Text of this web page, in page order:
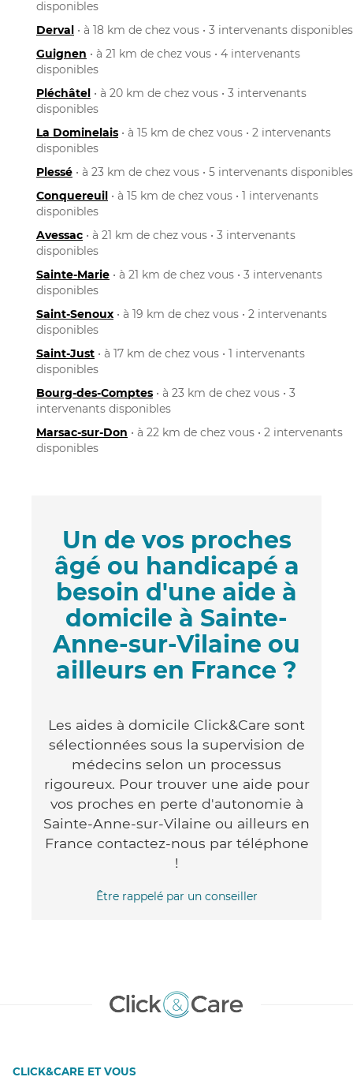
disponibles
Derval • à 18 km de chez vous • 3 intervenants disponibles
Guignen • à 21 km de chez vous • 4 intervenants
disponibles
Pléchâtel • à 20 km de chez vous • 3 intervenants
disponibles
La Dominelais • à 15 km de chez vous • 2 intervenants
disponibles
Plessé • à 23 km de chez vous • 5 intervenants disponibles
Conquereuil • à 15 km de chez vous • 1 intervenants
disponibles
Avessac • à 21 km de chez vous • 3 intervenants
disponibles
Sainte-Marie • à 21 km de chez vous • 3 intervenants
disponibles
Saint-Senoux • à 19 km de chez vous • 2 intervenants
disponibles
Saint-Just • à 17 km de chez vous • 1 intervenants
disponibles
Bourg-des-Comptes • à 23 km de chez vous • 3
intervenants disponibles
Marsac-sur-Don • à 22 km de chez vous • 2 intervenants
disponibles
Un de vos proches
âgé ou handicapé a
besoin d'une aide à
domicile à Sainte-
Anne-sur-Vilaine ou
ailleurs en France ?
Les aides à domicile Click&Care sont
sélectionnées sous la supervision de
médecins selon un processus
rigoureux. Pour trouver une aide pour
vos proches en perte d'autonomie à
Sainte-Anne-sur-Vilaine ou ailleurs en
France contactez-nous par téléphone
!
Être rappelé par un conseiller
CLICK&CARE ET VOUS